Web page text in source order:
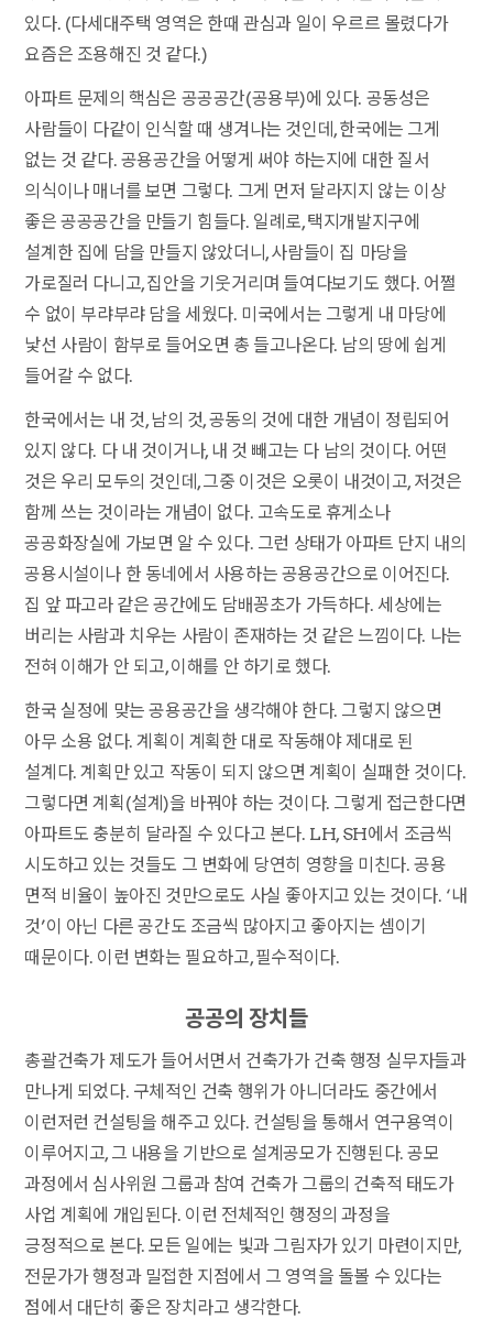
있다. (다세대주택 영역은 한때 관심과 일이 우르르 몰렸다가
요즘은 조용해진 것 같다.)
아파트 문제의 핵심은 공공공간(공용부)에 있다. 공동성은
사람들이 다같이 인식할 때 생겨나는 것인데, 한국에는 그게
없는 것 같다. 공용공간을 어떻게 써야 하는지에 대한 질서
의식이나 매너를 보면 그렇다. 그게 먼저 달라지지 않는 이상
좋은 공공공간을 만들기 힘들다. 일례로, 택지개발지구에
설계한 집에 담을 만들지 않았더니, 사람들이 집 마당을
가로질러 다니고, 집안을 기웃거리며 들여다보기도 했다. 어쩔
수 없이 부랴부랴 담을 세웠다. 미국에서는 그렇게 내 마당에
낯선 사람이 함부로 들어오면 총 들고나온다. 남의 땅에 쉽게
들어갈 수 없다.
한국에서는 내 것, 남의 것, 공동의 것에 대한 개념이 정립되어
있지 않다. 다 내 것이거나, 내 것 빼고는 다 남의 것이다. 어떤
것은 우리 모두의 것인데, 그중 이것은 오롯이 내것이고, 저것은
함께 쓰는 것이라는 개념이 없다. 고속도로 휴게소나
공공화장실에 가보면 알 수 있다. 그런 상태가 아파트 단지 내의
공용시설이나 한 동네에서 사용하는 공용공간으로 이어진다.
집 앞 파고라 같은 공간에도 담배꽁초가 가득하다. 세상에는
버리는 사람과 치우는 사람이 존재하는 것 같은 느낌이다. 나는
전혀 이해가 안 되고, 이해를 안 하기로 했다.
한국 실정에 맞는 공용공간을 생각해야 한다. 그렇지 않으면
아무 소용 없다. 계획이 계획한 대로 작동해야 제대로 된
설계다. 계획만 있고 작동이 되지 않으면 계획이 실패한 것이다.
그렇다면 계획(설계)을 바꿔야 하는 것이다. 그렇게 접근한다면
아파트도 충분히 달라질 수 있다고 본다. LH, SH에서 조금씩
시도하고 있는 것들도 그 변화에 당연히 영향을 미친다. 공용
면적 비율이 높아진 것만으로도 사실 좋아지고 있는 것이다. ‘내
것’이 아닌 다른 공간도 조금씩 많아지고 좋아지는 셈이기
때문이다. 이런 변화는 필요하고, 필수적이다.
공공의 장치들
총괄건축가 제도가 들어서면서 건축가가 건축 행정 실무자들과
만나게 되었다. 구체적인 건축 행위가 아니더라도 중간에서
이런저런 컨설팅을 해주고 있다. 컨설팅을 통해서 연구용역이
이루어지고, 그 내용을 기반으로 설계공모가 진행된다. 공모
과정에서 심사위원 그룹과 참여 건축가 그룹의 건축적 태도가
사업 계획에 개입된다. 이런 전체적인 행정의 과정을
긍정적으로 본다. 모든 일에는 빛과 그림자가 있기 마련이지만,
전문가가 행정과 밀접한 지점에서 그 영역을 돌볼 수 있다는
점에서 대단히 좋은 장치라고 생각한다.